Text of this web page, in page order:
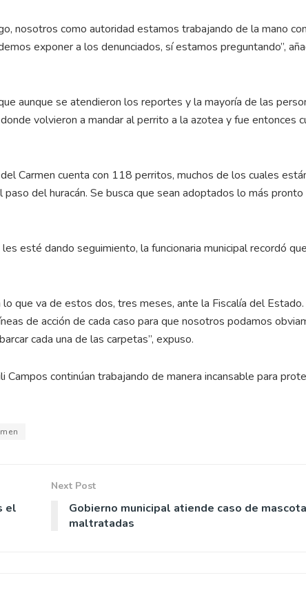
nosotros como autoridad estamos trabajando de la mano
exponer a los denunciados, sí estamos preguntando”,
aunque se atendieron los reportes y la mayoría de las
volvieron a mandar al perrito a la azotea y fue entonces
Carmen cuenta con 118 perritos, muchos de los cuales
del huracán. Se busca que sean adoptados lo más
esté dando seguimiento, la funcionaria municipal recordó
que va de estos dos, tres meses, ante la Fiscalía del
de acción de cada caso para que nosotros podamos
cada una de las carpetas”, expuso.
continúan trabajando de manera incansable para
el
Next Post
Gobierno municipal atiende caso de
maltratadas